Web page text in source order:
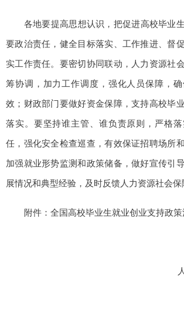
各地要提高思想认识，把促进高校毕业
要政治责任，健全目标落实、工作推进、督
实工作责任。要密切协同联动，人力资源社
筹协调，加力工作调度，强化人员保障，
效；财政部门要做好资金保障，支持高校毕
落实。要坚持谁主管、谁负责原则，严格
任，强化安全检查巡查，有效保证招聘场所
加强就业形势监测和政策储备，做好宣传引
展情况和典型经验，及时反馈人力资源社会保
附件：全国高校毕业生就业创业支持政